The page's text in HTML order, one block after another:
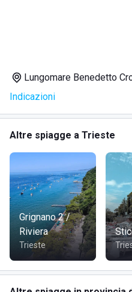
Lungomare Benedetto
Indicazioni
Altre spiagge a Trieste
Grignano 2 /
Riviera
Trieste